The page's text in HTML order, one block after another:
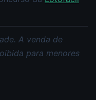
A venda de
para menores